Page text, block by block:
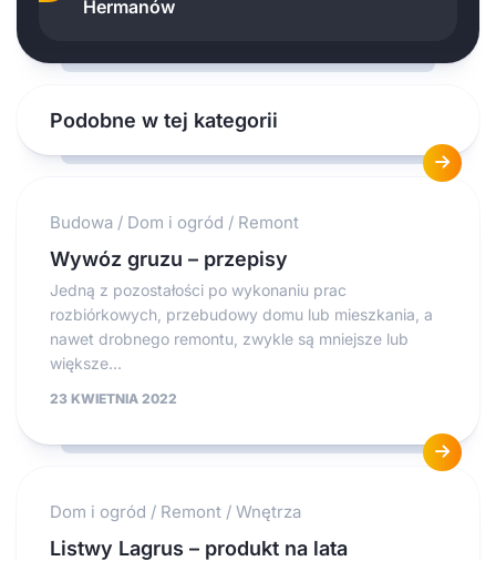
Hermanów
Podobne w tej kategorii
Budowa / Dom i ogród / Remont
Wywóz gruzu – przepisy
Jedną z pozostałości po wykonaniu prac
rozbiórkowych, przebudowy domu lub mieszkania, a
nawet drobnego remontu, zwykle są mniejsze lub
większe...
23 KWIETNIA 2022
Dom i ogród / Remont / Wnętrza
Listwy Lagrus – produkt na lata